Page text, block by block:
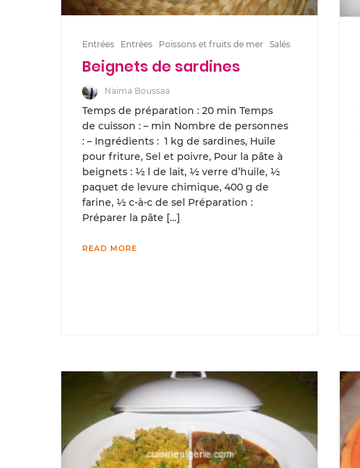
Entrées Entrées Poissons et fruits de mer Salés
Beignets de sardines
Naima Boussaa
Temps de préparation : 20 min Temps
de cuisson : – min Nombre de personnes
: – Ingrédients : 1 kg de sardines, Huile
pour friture, Sel et poivre, Pour la pâte à
beignets : ½ l de lait, ½ verre d’huile, ½
paquet de levure chimique, 400 g de
farine, ½ c-à-c de sel Préparation :
Préparer la pâte […]
READ MORE